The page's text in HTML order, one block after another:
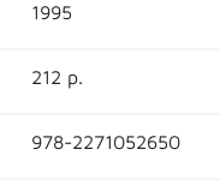
1995
212 p.
978-2271052650